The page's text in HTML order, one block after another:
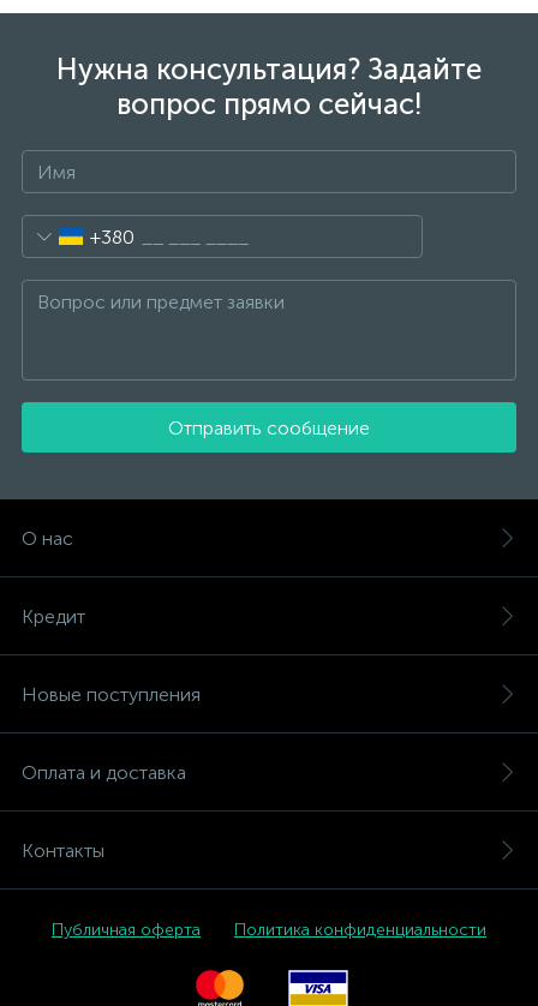
Нужна консультация? Задайте
вопрос прямо сейчас!
+380
Отправить сообщение
О нас
Кредит
Новые поступления
Оплата и доставка
Контакты
Публичная оферта Политика конфиденциальности